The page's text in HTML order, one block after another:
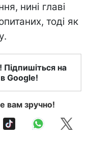
нині главі
тоді як
Підпишіться на
Google!
вам зручно!